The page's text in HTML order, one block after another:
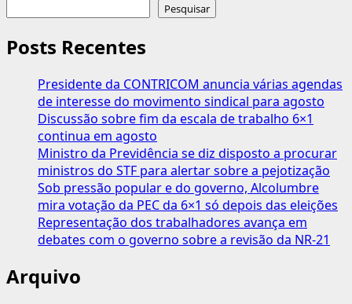
volta
a
reunir
Direção
Nacional
Pesquisar
Posts Recentes
Presidente da CONTRICOM anuncia várias agendas
de interesse do movimento sindical para agosto
Discussão sobre fim da escala de trabalho 6×1
continua em agosto
Ministro da Previdência se diz disposto a procurar
ministros do STF para alertar sobre a pejotização
Sob pressão popular e do governo, Alcolumbre
mira votação da PEC da 6×1 só depois das eleições
Representação dos trabalhadores avança em
debates com o governo sobre a revisão da NR-21
Arquivo